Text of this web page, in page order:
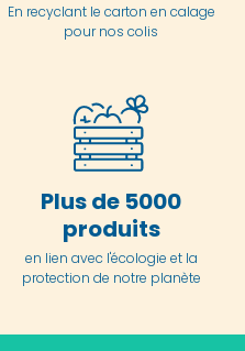
En recyclant le carton en calage
pour nos colis
Plus de 5000
produits
en lien avec l'écologie et la
protection de notre planète